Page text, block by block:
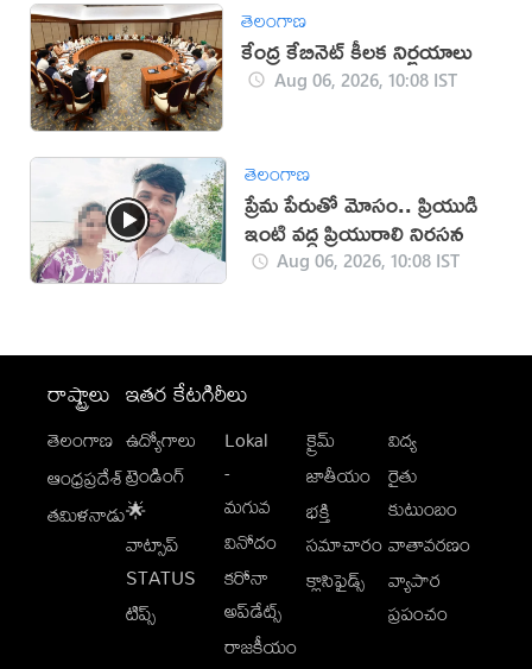
తెలంగాణ
కేంద్ర కేబినెట్ కీలక నిర్ణయాలు
Aug 06, 2026, 10:08 IST
తెలంగాణ
ప్రేమ పేరుతో మోసం.. ప్రియుడి
ఇంటి వద్ద ప్రియురాలి నిరసన
Aug 06, 2026, 10:08 IST
రాష్ట్రాలు
తెలంగాణ
ఆంధ్రప్రదేశ్
తమిళనాడు
ఇతర కేటగిరీలు
ఉద్యోగాలు
ట్రెండింగ్
🌟
వాట్సాప్
STATUS
టిప్స్
Lokal
-
మగువ
వినోదం
కరోనా
అప్‌డేట్స్
రాజకీయం
క్రైమ్
జాతీయం
భక్తి
సమాచారం
క్లాసిఫైడ్స్
విద్య
రైతు
కుటుంబం
వాతావరణం
వ్యాపార
ప్రపంచం